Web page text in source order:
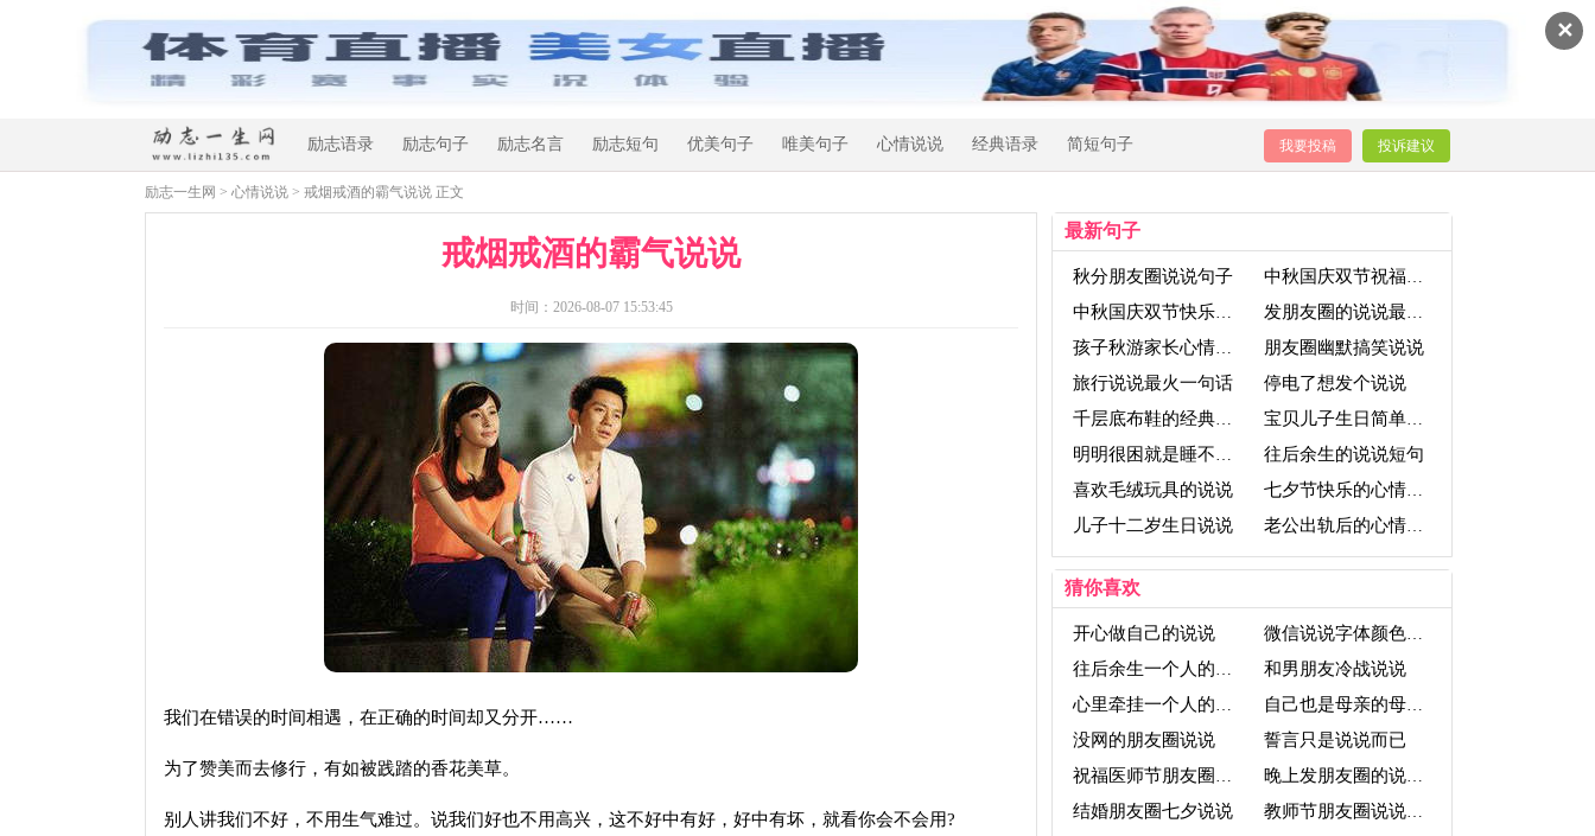
✕
励志语录 励志句子 励志名言 励志短句 优美句子 唯美句子 心情说说 经典语录 简短句子 我要投稿 投诉建议
励志一生网 > 心情说说 > 戒烟戒酒的霸气说说 正文
戒烟戒酒的霸气说说
时间：2026-08-07 15:53:45
我们在错误的时间相遇，在正确的时间却又分开……
为了赞美而去修行，有如被践踏的香花美草。
别人讲我们不好，不用生气难过。说我们好也不用高兴，这不好中有好，好中有坏，就看你会不会用?
最新句子
秋分朋友圈说说句子
中秋国庆双节快乐祝福说说
发朋友圈的说说最新说说
孩子秋游家长心情说说
朋友圈幽默搞笑说说
旅行说说最火一句话
停电了想发个说说
千层底布鞋的经典说说
宝贝儿子生日简单说说
往后余生的说说短句
喜欢毛绒玩具的说说
七夕节快乐的心情说说
儿子十二岁生日说说 老公出轨后的心情说说
猜你喜欢
开心做自己的说说
微信说说字体颜色代码
往后余生一个人的说说
和男朋友冷战说说
心里牵挂一个人的说说 自己也是母亲的母亲节说说
没网的朋友圈说说 誓言只是说说而已
祝福医师节朋友圈说说 晚上发朋友圈的说说短句
结婚朋友圈七夕说说 教师节朋友圈说说大全